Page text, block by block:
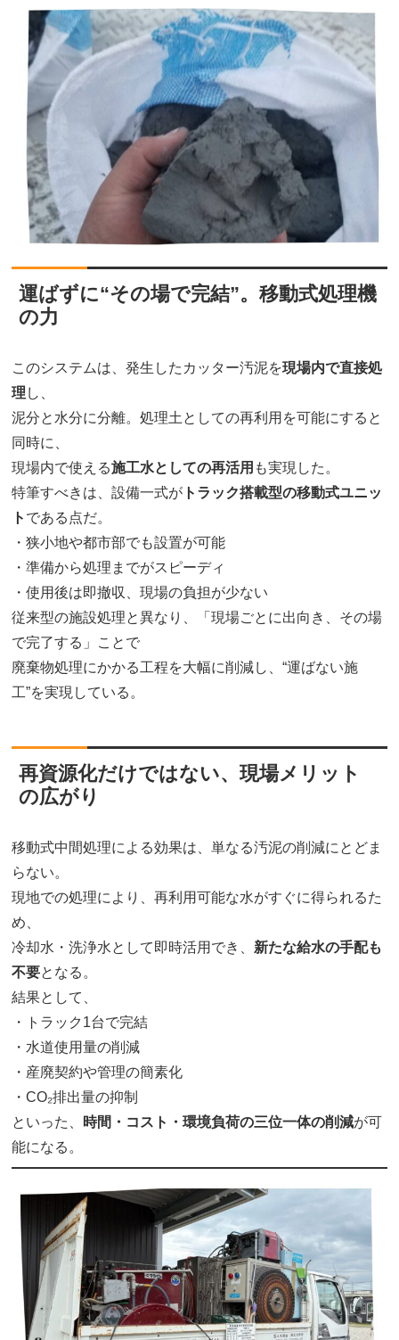
運ばずに“その場で完結”。移動式処理機
の力
このシステムは、発生したカッター汚泥を現場内で直接処
理 し、
泥分と水分に分離。処理土としての再利用を可能にすると
同時に、
現場内で使える施工水としての再活用 も実現した。
特筆すべきは、設備一式が トラック搭載型の移動式ユニッ
ト である点だ。
・狭小地や都市部でも設置が可能
・準備から処理までがスピーディ
・使用後は即撤収、現場の負担が少ない
従来型の施設処理と異なり、「現場ごとに出向き、その場
で完了する」ことで
廃棄物処理にかかる工程を大幅に削減し、“運ばない施
工”を実現している。
再資源化だけではない、現場メリット
の広がり
移動式中間処理による効果は、単なる汚泥の削減にとどま
らない。
現地での処理により、再利用可能な水がすぐに得られるた
め、
冷却水・洗浄水として即時活用でき、 新たな給水の手配も
不要となる。
結果として、
・トラック1台で完結
・水道使用量の削減
・産廃契約や管理の簡素化
・CO₂排出量の抑制
といった、 時間・コスト・環境負荷の三位一体の削減が可
能になる。